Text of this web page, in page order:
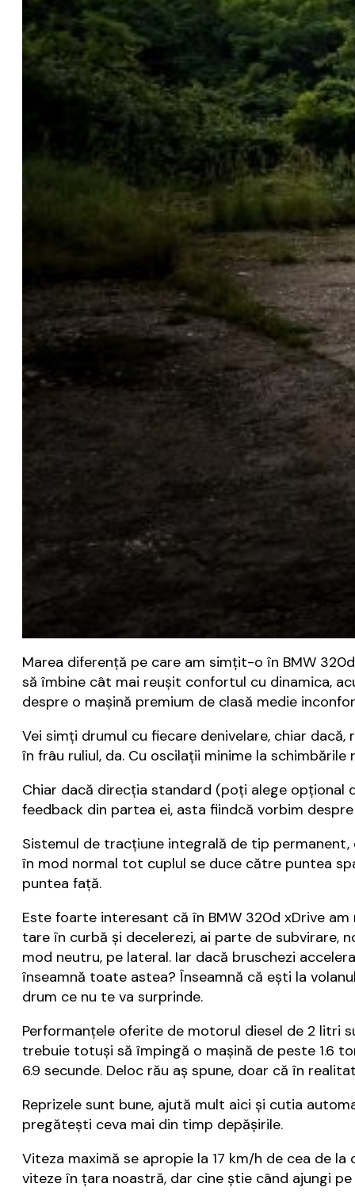
Marea diferență pe care am simțit-o în BMW
să îmbine cât mai reușit confortul cu dinamica,
despre o mașină premium de clasă medie
Vei simți drumul cu fiecare denivelare, chiar
în frâu ruliul, da. Cu oscilații minime la
Chiar dacă direcția standard (poți alege
feedback din partea ei, asta fiindcă vorbim
Sistemul de tracțiune integrală de tip permanent,
în mod normal tot cuplul se duce către puntea
puntea față.
Este foarte interesant că în BMW 320d xDrive
tare în curbă și decelerezi, ai parte de subvirare,
mod neutru, pe lateral. Iar dacă bruschezi
înseamnă toate astea? Înseamnă că ești la
drum ce nu te va surprinde.
Performanțele oferite de motorul diesel de 2 litri
trebuie totuși să împingă o mașină de peste 1.6
6.9 secunde. Deloc rău aș spune, doar că în
Reprizele sunt bune, ajută mult aici și cutia
pregătești ceva mai din timp depășirile.
Viteza maximă se apropie la 17 km/h de cea de
viteze în țara noastră, dar cine știe când ajungi